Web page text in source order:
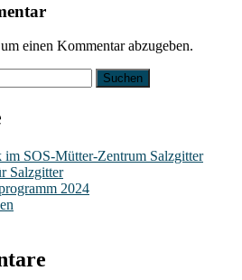
einen Kommentar abzugeben.
im SOS-Mütter-Zentrum Salzgitter
Salzgitter
2024